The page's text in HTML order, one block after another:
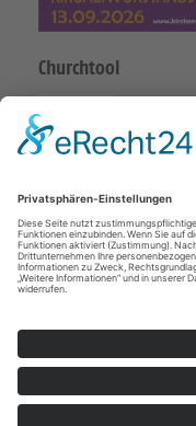
Churchtool
Posaunenchor